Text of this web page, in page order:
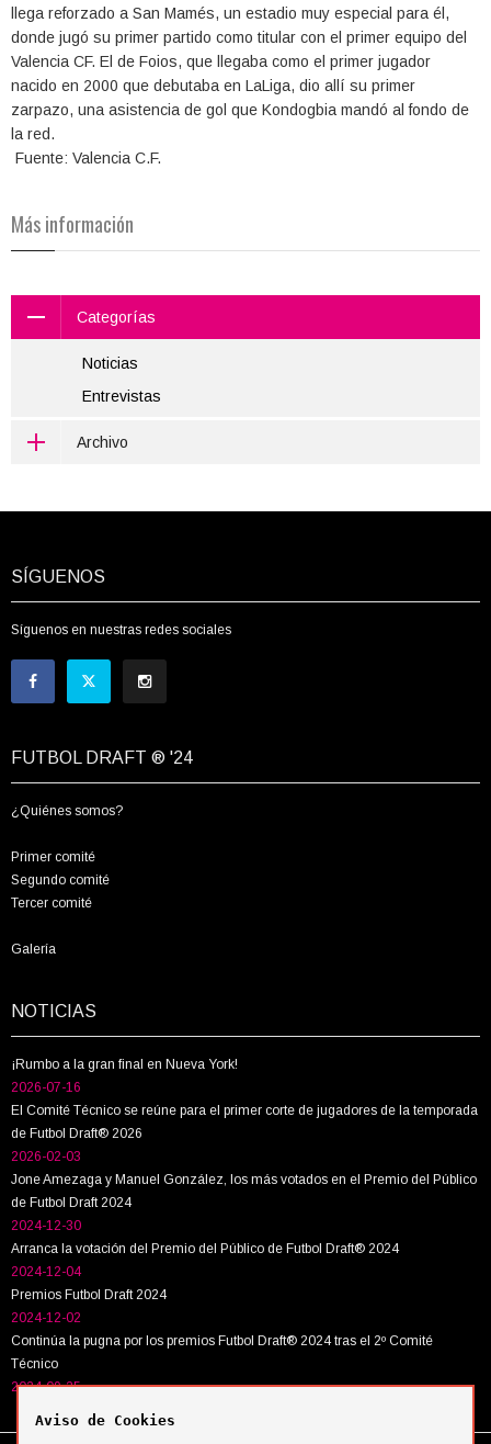
llega reforzado a San Mamés, un estadio muy especial para él,
donde jugó su primer partido como titular con el primer equipo del
Valencia CF. El de Foios, que llegaba como el primer jugador
nacido en 2000 que debutaba en LaLiga, dio allí su primer
zarpazo, una asistencia de gol que Kondogbia mandó al fondo de
la red.
Fuente: Valencia C.F.
Más información
Categorías
Noticias
Entrevistas
Archivo
SÍGUENOS
Síguenos en nuestras redes sociales
FUTBOL DRAFT ® '24
¿Quiénes somos?
Primer comité
Segundo comité
Tercer comité
Galería
NOTICIAS
¡Rumbo a la gran final en Nueva York!
2026-07-16
El Comité Técnico se reúne para el primer corte de jugadores de la temporada
de Futbol Draft® 2026
2026-02-03
Jone Amezaga y Manuel González, los más votados en el Premio del Público
de Futbol Draft 2024
2024-12-30
Arranca la votación del Premio del Público de Futbol Draft® 2024
2024-12-04
Premios Futbol Draft 2024
2024-12-02
Continúa la pugna por los premios Futbol Draft® 2024 tras el 2º Comité
Técnico
2024-09-25
Aviso de Cookies